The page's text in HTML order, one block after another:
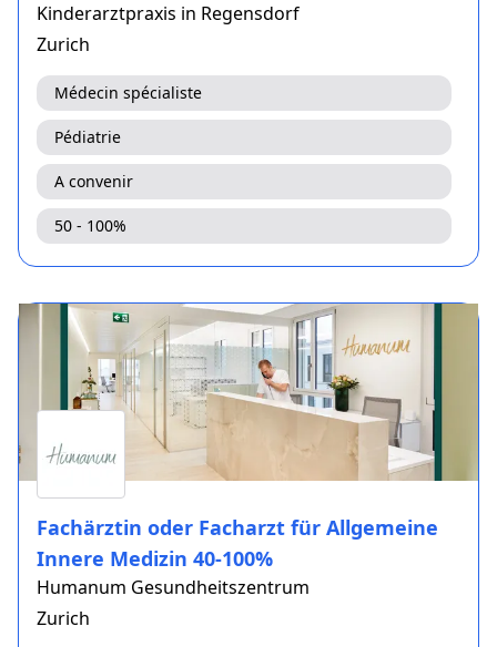
Kinderarztpraxis in Regensdorf
Zurich
Médecin spécialiste
Pédiatrie
A convenir
50 - 100%
Fachärztin oder Facharzt für Allgemeine
Innere Medizin 40-100%
Humanum Gesundheitszentrum
Zurich